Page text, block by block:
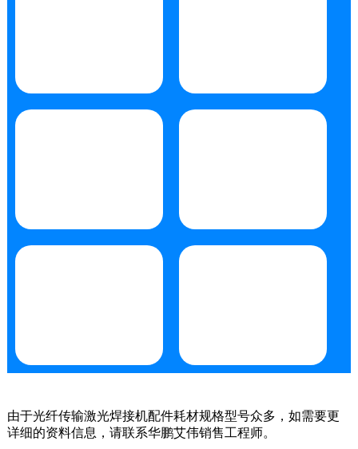
由于光纤传输激光焊接机配件耗材规格型号众多，如需要更
详细的资料信息，请联系华鹏艾伟销售工程师。